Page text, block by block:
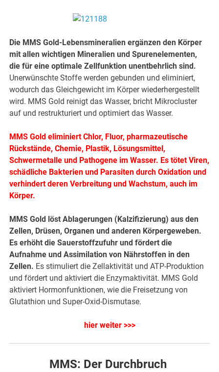
Die MMS Gold-Lebensmineralien ergänzen den Körper
mit allen wichtigen Mineralien und Spurenelementen,
die für eine optimale Zellfunktion unentbehrlich sind.
Unerwünschte Stoffe werden gebunden und eliminiert,
wodurch das Gleichgewicht im Körper wiederhergestellt
wird. MMS Gold reinigt das Wasser, bricht Mikrocluster
auf und restrukturiert und optimiert das Wasser.
MMS Gold eliminiert Chlor, Fluor, pharmazeutische
Rückstände, Chemie, Plastik, Lösungsmittel,
Schwermetalle und Pathogene im Wasser. Es tötet Viren,
schädliche Bakterien und Parasiten durch Oxidation und
verhindert deren Verbreitung und Wachstum, auch im
Körper.
MMS Gold löst Ablagerungen (Kalzifizierung) aus den
Zellen, Drüsen, Organen und anderen Körpergeweben.
Es erhöht die Sauerstoffzufuhr und fördert die
Aufnahme und Assimilation von Nährstoffen in den
Zellen. Es stimuliert die Zellaktivität und ATP-Produktion
und fördert und aktiviert die Enzymaktivität. MMS Gold
aktiviert Hormonfunktionen, wie die Freisetzung von
Glutathion und Super-Oxid-Dismutase.
hier weiter >>>
MMS: Der Durchbruch